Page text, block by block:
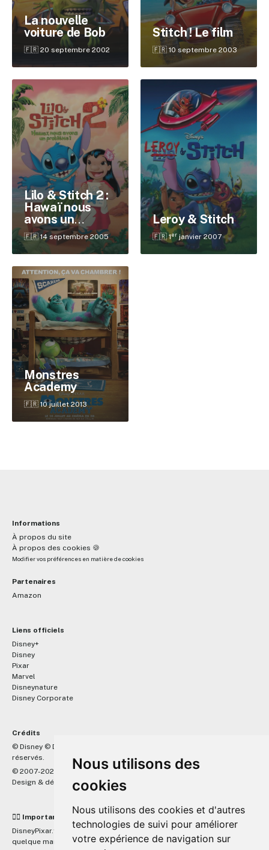
Nous utilisons des
cookies
Nous utilisons des cookies et d'autres
technologies de suivi pour améliorer
votre expérience de navigation sur
La nouvelle
voiture de Bob
🇫🇷 20 septembre 2002
Stitch ! Le film
🇫🇷 10 septembre 2003
Lilo & Stitch 2 :
Hawaï nous
avons un
problème !
🇫🇷 14 septembre 2005
Leroy & Stitch
🇫🇷 1erjanvier 2007
Monstres
Academy
🇫🇷 10 juillet 2013
Informations
À propos du site
À propos des cookies 🍪
Modifier vos préférences en matière de cookies
Partenaires
Amazon
Liens officiels
Disney+
Disney
Pixar
Marvel
Disneynature
Disney Corporate
Crédits
© Disney © Disney/Pixar © &
réservés.
© 2007-2026 DisneyPixar.fr
Design & développement :MonsieurPaul
☝🏼 Important
DisneyPixar.fr est un site indépendant et n'est en aucun cas lié de
quelque manière que ce soit avec The Walt Disney Company, Pixar,